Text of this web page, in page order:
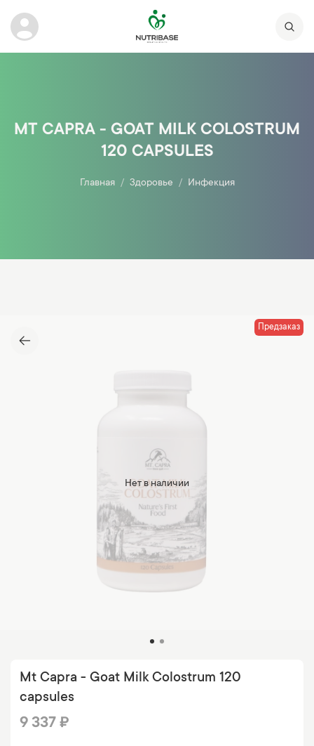
MT CAPRA - GOAT MILK COLOSTRUM
120 CAPSULES
Главная Здоровье Инфекция
Нет в наличии
Предзаказ
Mt Capra - Goat Milk Colostrum 120
capsules
9 337 ₽